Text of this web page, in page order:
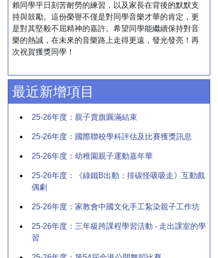
賴同學平日刻苦耐勞的練習，以及家長在背後的默默支
持與鼓勵。這份榮譽不僅是對同學音樂才華的肯定，更
是對其堅毅不屈精神的嘉許。希望同學能繼續保持對音
樂的熱誠，在未來的音樂路上走得更遠，發光發亮！再
次祝賀獲獎同學！
最近新增項目
25-26年度：親子賣旗圓滿結束
25-26年度：國際聯校學科評估及比賽獲獎訊息
25-26年度：幼稚園親子運動嘉年華
25-26年度：《綠鐵B出動：排碳怪吸吸走》互動戲
偶劇
25-26年度：家教會中國文化手工紮染親子工作坊
25-26年度：三年級跨課程學習活動 - 走出課室的學
習